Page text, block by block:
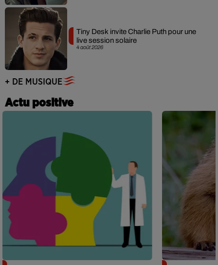
4 août 2026
Tiny Desk invite Charlie Puth pour une
live session solaire
+ DE MUSIQUE
Actu positive